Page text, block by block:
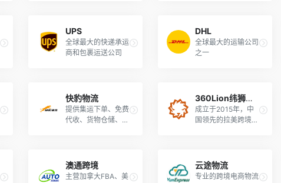
UPS
全球最大的快递承运
商和包裹运送公司
DHL
全球最大的运输公司
之一
快豹物流
提供集运下单、免费
代收、货物仓储、国
360Lion纬狮物流
成立于2015年，中
国领先的拉美跨境电
与仓储服务。
澳通跨境
主营加拿大FBA、美
云途物流
专业的跨境电商物流